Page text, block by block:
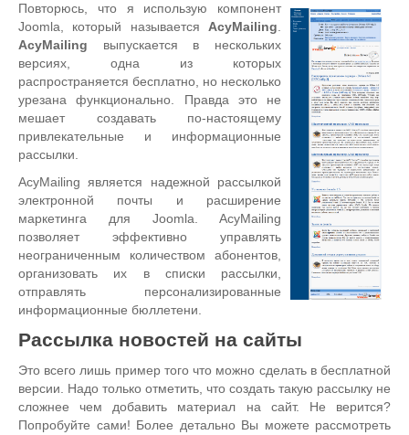
Контакты
Поиск по сайту
Повторюсь, что я использую компонент
Joomla, который называется AcyMailing
AcyMailing выпускается в нескольких
версиях, одна из которых
распространяется бесплатно, но несколько
урезана функционально. Правда это не
мешает создавать по-настоящему
привлекательные и информационные
рассылки.
AcyMailing является надежной рассылкой
электронной почты и расширение
маркетинга для Joomla. AcyMailing
позволяет эффективно управлять
неограниченным количеством абонентов,
организовать их в списки рассылки,
отправлять персонализированные
информационные бюллетени.
Рассылка новостей на сайты
Это всего лишь пример того что можно сделать в бесплатной
версии. Надо только отметить, что создать такую рассылку не
сложнее чем добавить материал на сайт. Не верится?
Попробуйте сами! Более детально Вы можете рассмотреть